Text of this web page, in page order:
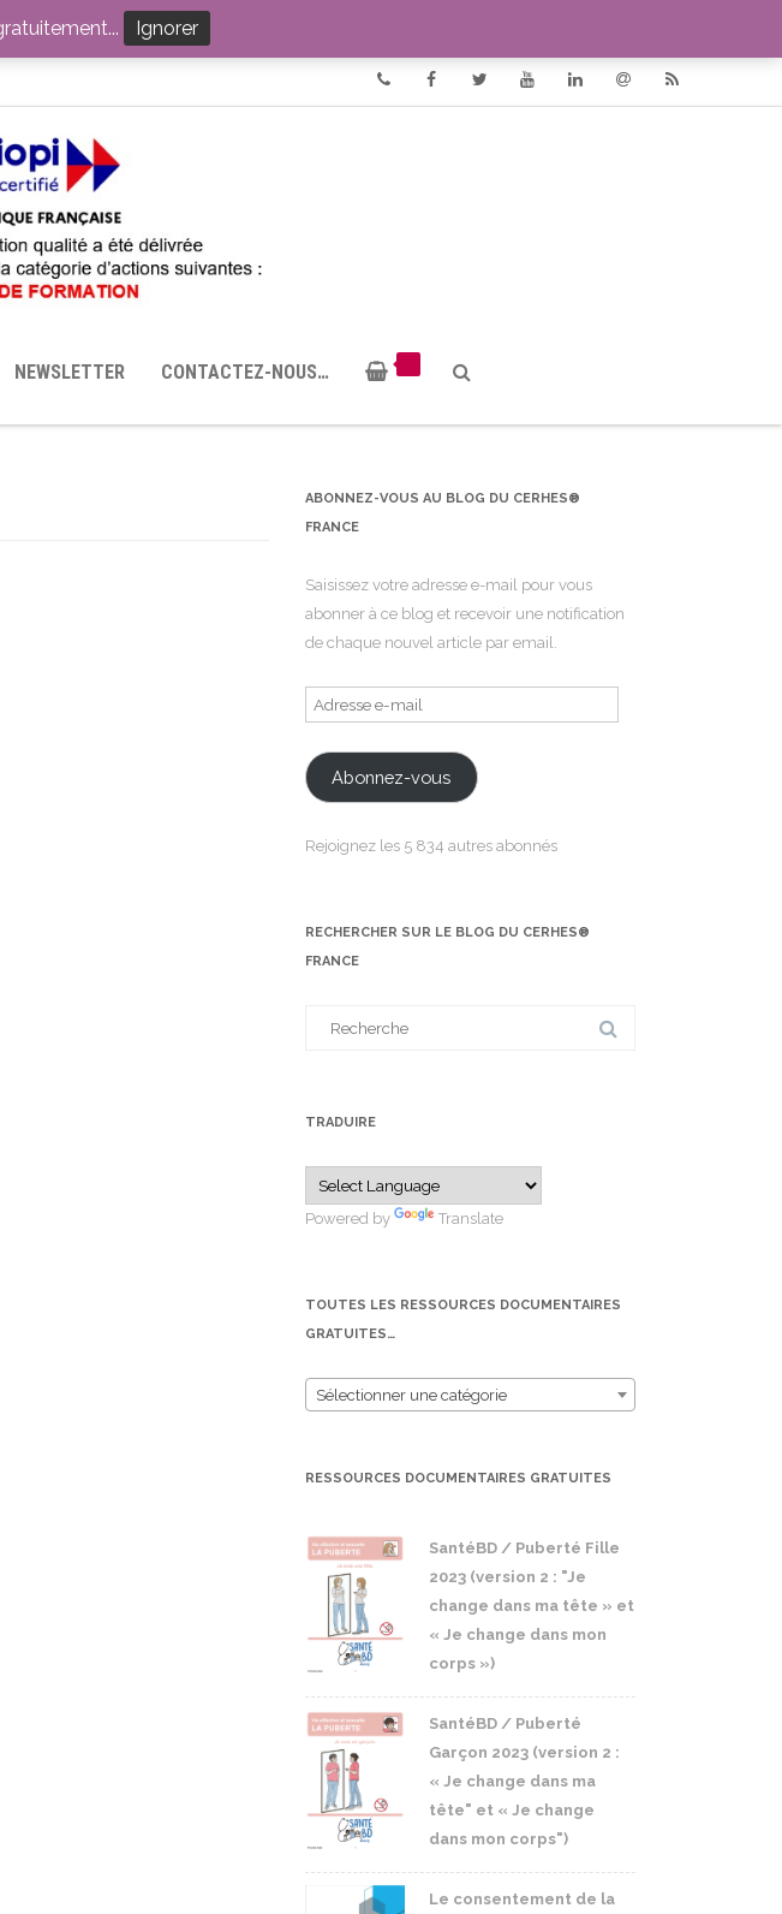
EN SANTÉ SEXUELLE
NEWSLETTER CONTACTEZ-NOUS…
ABONNEZ-VOUS AU BLOG DU CERHES®
FRANCE
Saisissez votre adresse e-mail pour vous
abonner à ce blog et recevoir une notification
de chaque nouvel article par email.
Adresse
e-
mail
Abonnez-vous
Rejoignez les 5 834 autres abonnés
RECHERCHER SUR LE BLOG DU CERHES®
FRANCE
TRADUIRE
Powered by Translate
TOUTES LES RESSOURCES DOCUMENTAIRES
GRATUITES…
Sélectionner une catégorie
RESSOURCES DOCUMENTAIRES GRATUITES
SantéBD / Puberté Fille
2023 (version 2 : "Je
change dans ma tête » et
« Je change dans mon
corps »)
SantéBD / Puberté
Garçon 2023 (version 2 :
« Je change dans ma
tête" et « Je change
dans mon corps")
Le consentement de la
Ignorer